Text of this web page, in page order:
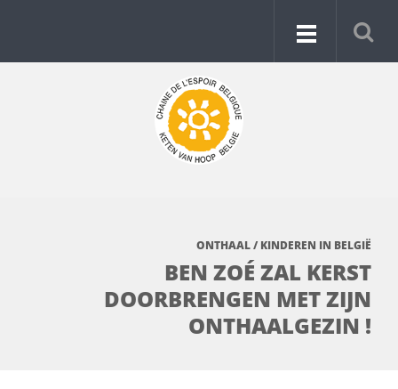
ONTHAAL/ KINDEREN IN BELGIË
BEN ZOÉ ZAL KERST
DOORBRENGEN MET ZIJN
ONTHAALGEZIN !